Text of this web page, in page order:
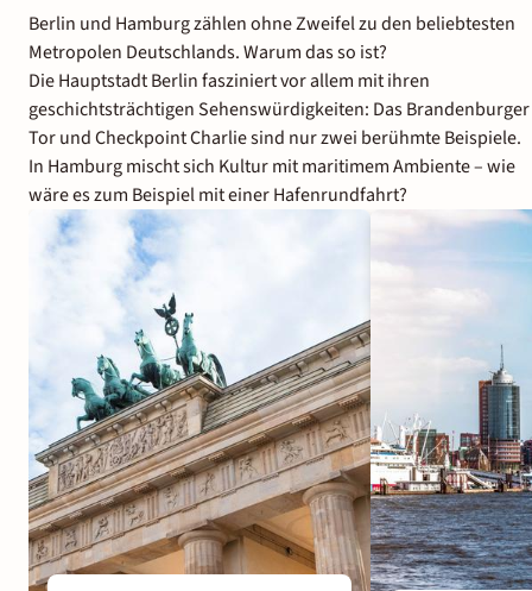
Berlin und Hamburg zählen ohne Zweifel zu den beliebtesten
Metropolen Deutschlands. Warum das so ist?
Die Hauptstadt Berlin fasziniert vor allem mit ihren
geschichtsträchtigen Sehenswürdigkeiten: Das Brandenburger
Tor und Checkpoint Charlie sind nur zwei berühmte Beispiele.
In Hamburg mischt sich Kultur mit maritimem Ambiente – wie
wäre es zum Beispiel mit einer Hafenrundfahrt?